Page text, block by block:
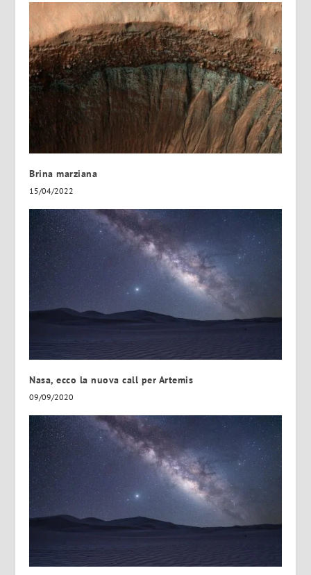
Brina marziana
15/04/2022
Nasa, ecco la nuova call per Artemis
09/09/2020